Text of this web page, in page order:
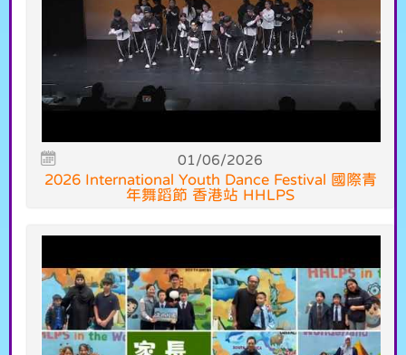
01/06/2026
2026 International Youth Dance Festival 國際青
年舞蹈節 香港站 HHLPS